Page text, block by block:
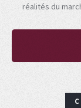
réalités du